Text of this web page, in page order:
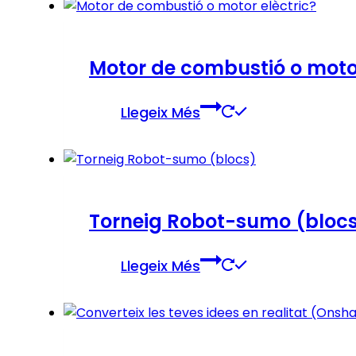
Motor de combustió o
Llegeix Més
Torneig Robot-sumo
Llegeix Més